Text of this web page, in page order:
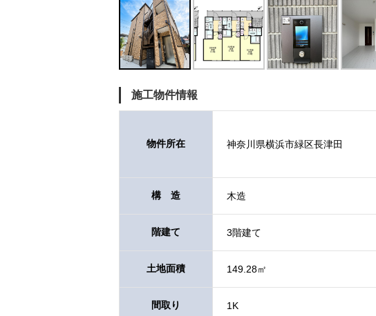
施工物件情報
物件所在 神奈川県横浜市緑区長津田
構 造 木造
階建て 3階建て
土地面積 149.28㎡
間取り 1K